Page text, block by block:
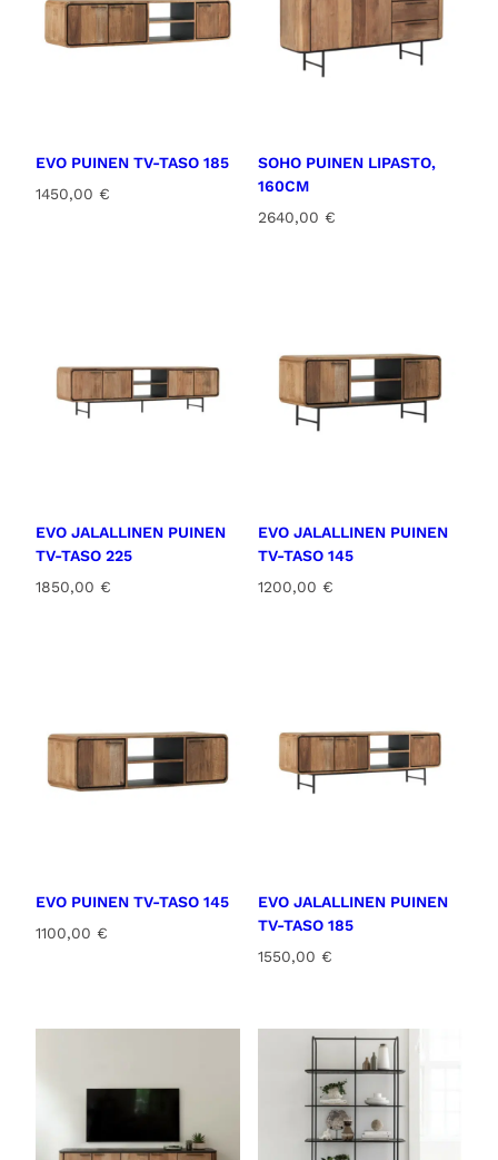
EVO PUINEN TV-TASO 185
1450,00 €
SOHO PUINEN LIPASTO,
160CM
2640,00 €
EVO JALALLINEN PUINEN
TV-TASO 225
1850,00 €
EVO JALALLINEN PUINEN
TV-TASO 145
1200,00 €
EVO PUINEN TV-TASO 145
1100,00 €
EVO JALALLINEN PUINEN
TV-TASO 185
1550,00 €